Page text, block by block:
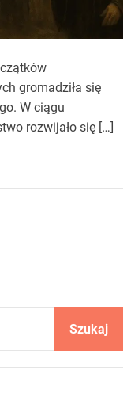
gromadziła się
W ciągu
rozwijało się […]
Szukaj